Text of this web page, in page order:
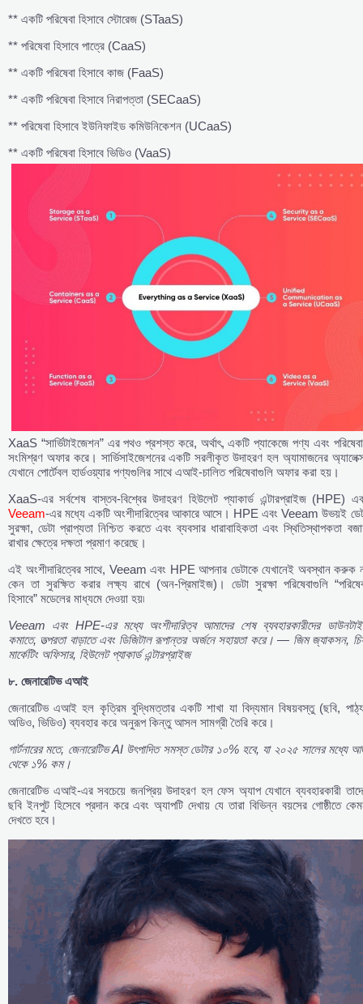
** একটি পরিষেবা হিসাবে স্টোরেজ (STaaS)
** পরিষেবা হিসাবে পাত্রে (CaaS)
** একটি পরিষেবা হিসাবে কাজ (FaaS)
** একটি পরিষেবা হিসাবে নিরাপত্তা (SECaaS)
** পরিষেবা হিসাবে ইউনিফাইড কমিউনিকেশন (UCaaS)
** একটি পরিষেবা হিসাবে ভিডিও (VaaS)
XaaS “সার্ভিটাইজেশন” এর পথও প্রশস্ত করে, অর্থাৎ, একটি প্যাকেজে পণ্য এবং
সংমিশ্রণ অফার করে। সার্ভিসাইজেশনের একটি সরলীকৃত উদাহরণ হল অ্যামাজনের
যেখানে পোর্টেবল হার্ডওয়্যার পণ্যগুলির সাথে এআই-চালিত পরিষেবাগুলি অফার করা হয়।
XaaS-এর সর্বশেষ বাস্তব-বিশ্বের উদাহরণ হিউলেট প্যাকার্ড এন্টারপ্রাইজ (HPE)
Veeam-এর মধ্যে একটি অংশীদারিত্বের আকারে আসে। HPE এবং Veeam উভয়ই
সুরক্ষা, ডেটা প্রাপ্যতা নিশ্চিত করতে এবং ব্যবসার ধারাবাহিকতা এবং স্থিতিস্থাপকতা
রাখার ক্ষেত্রে দক্ষতা প্রমাণ করেছে।
এই অংশীদারিত্বের সাথে, Veeam এবং HPE আপনার ডেটাকে যেখানেই অবস্থান করুক
কেন তা সুরক্ষিত করার লক্ষ্য রাখে (অন-প্রিমাইজ)। ডেটা সুরক্ষা পরিষেবাগুলি
হিসাবে” মডেলের মাধ্যমে দেওয়া হয়৷
Veeam এবং HPE-এর মধ্যে অংশীদারিত্ব আমাদের শেষ ব্যবহারকারীদের
কমাতে, তত্পরতা বাড়াতেএবং ডিজিটালরূপান্তর অর্জনেসহায়তা করে। — জিমজ্যাকসন,
মার্কেটিং অফিসার, হিউলেট প্যাকার্ডএন্টারপ্রাইজ
৮. জেনারেটিভএআই
জেনারেটিভ এআই হল কৃত্রিম বুদ্ধিমত্তার একটি শাখা যা বিদ্যমান বিষয়বস্তু (ছবি,
অডিও, ভিডিও) ব্যবহার করে অনুরূপ কিন্তু আসল সামগ্রী তৈরি করে।
গার্টনারেরমতে, জেনারেটিভ AI উৎপাদিতসমস্তডেটার ১০% হবে, যা ২০২৫ সালেরমধ্যে
থেকে১% কম।
জেনারেটিভ এআই-এর সবচেয়ে জনপ্রিয় উদাহরণ হল ফেস অ্যাপ যেখানে ব্যবহারকারী
ছবি ইনপুট হিসেবে প্রদান করে এবং অ্যাপটি দেখায় যে তারা বিভিন্ন বয়সের গোষ্ঠীতে
দেখতে হবে।